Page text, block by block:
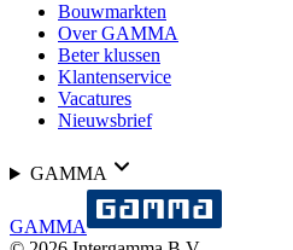
Bouwmarkten
Over GAMMA
Beter klussen
Klantenservice
Vacatures
Nieuwsbrief
GAMMA
GAMMA